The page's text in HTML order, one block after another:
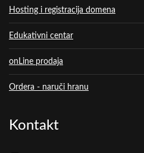
Hosting i registracija domena
Edukativni centar
onLine prodaja
Ordera - naruči hranu
Kontakt